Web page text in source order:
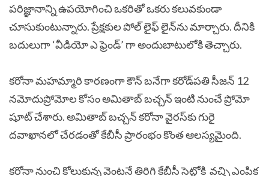
పరిజ్ఞానాన్ని ఉపయోగించి ఒకరితో ఒకరు కలువకుండా
చూసుకుంటున్నారు. ప్రేక్షకుల పోల్‌ లైఫ్ లైన్‌ను మార్చారు. దీనికి
బదులుగా ‘వీడియో ఎ ఫ్రెండ్’ గా అందుబాటులోకి తెచ్చారు.
కరోనా మహమ్మారి కారణంగా కౌన్ బనేగా కరోడ్‌పతి సీజన్‌ 12
నమోదుప్రోమోల కోసం అమితాబ్ బచ్చన్ ఇంటి నుంచే ప్రోమో
షూట్‌ చేశారు. అమితాబ్ బచ్చన్ కరోనా వైరస్‌కు గురై
దవాఖానలో చేరడంతో కేబీసీ ప్రారంభం కొంత ఆలస్యమైంది.
కరోనా నుంచి కోలుకున్న వెంటనే తిరిగి కేబీసీ సెట్లోకి వచ్చి ఎంపిక